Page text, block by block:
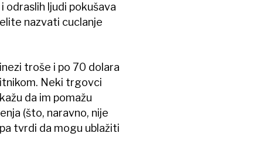
odraslih ljudi pokušava
nazvati cuclanje
troše i po 70 dolara
Neki trgovci
da im pomažu
(što, naravno, nije
tvrdi da mogu ublažiti